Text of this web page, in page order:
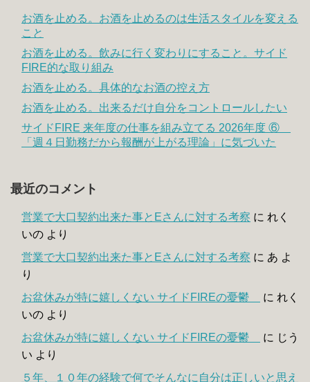
お酒を止める。お酒を止めるのは生活スタイルを変える
こと
お酒を止める。飲みに行く変わりにすること。サイド
FIRE的な取り組み
お酒を止める。具体的なお酒の控え方
お酒を止める。出来るだけ自分をコントロールしたい
サイドFIRE 来年度の仕事を組み立てる 2026年度 ⑥
「週４日勤務だから報酬が上がる理論」に気づいた
最近のコメント
営業で大口契約出来た事とEさんに対する考察 に れく
いの より
営業で大口契約出来た事とEさんに対する考察 に あ よ
り
お盆休みが特に嬉しくない サイドFIREの憂鬱
に れく
いの より
お盆休みが特に嬉しくない サイドFIREの憂鬱
に じう
い より
５年、１０年の経験で何でそんなに自分は正しいと思え